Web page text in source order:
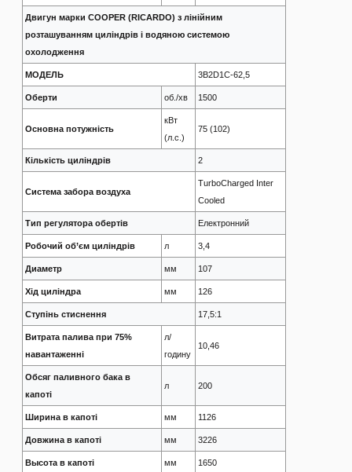
Двигун марки COOPER (RICARDO) з лінійним
розташуванням циліндрів і водяною системою
охолодження
МОДЕЛЬ 3B2D1C-62,5
Оберти об./хв 1500
Основна потужність
кВт
(л.с.)
75 (102)
Кількість циліндрів 2
Система забора воздуха
TurboCharged Inter
Cooled
Тип регулятора обертів Електронний
Робочий об’єм циліндрів л 3,4
Диаметр мм 107
Хід циліндра мм 126
Ступінь стиснення 17,5:1
Витрата палива при 75%
навантаженні
л/
годину
10,46
Обсяг паливного бака в
капоті
л 200
Ширина в капоті мм 1126
Довжина в капоті мм 3226
Высота в капоті мм 1650